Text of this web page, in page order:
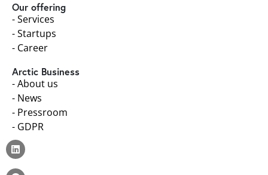
Our offering
- Services
- Startups
- Career
Arctic Business
- About us
- News
- Pressroom
- GDPR